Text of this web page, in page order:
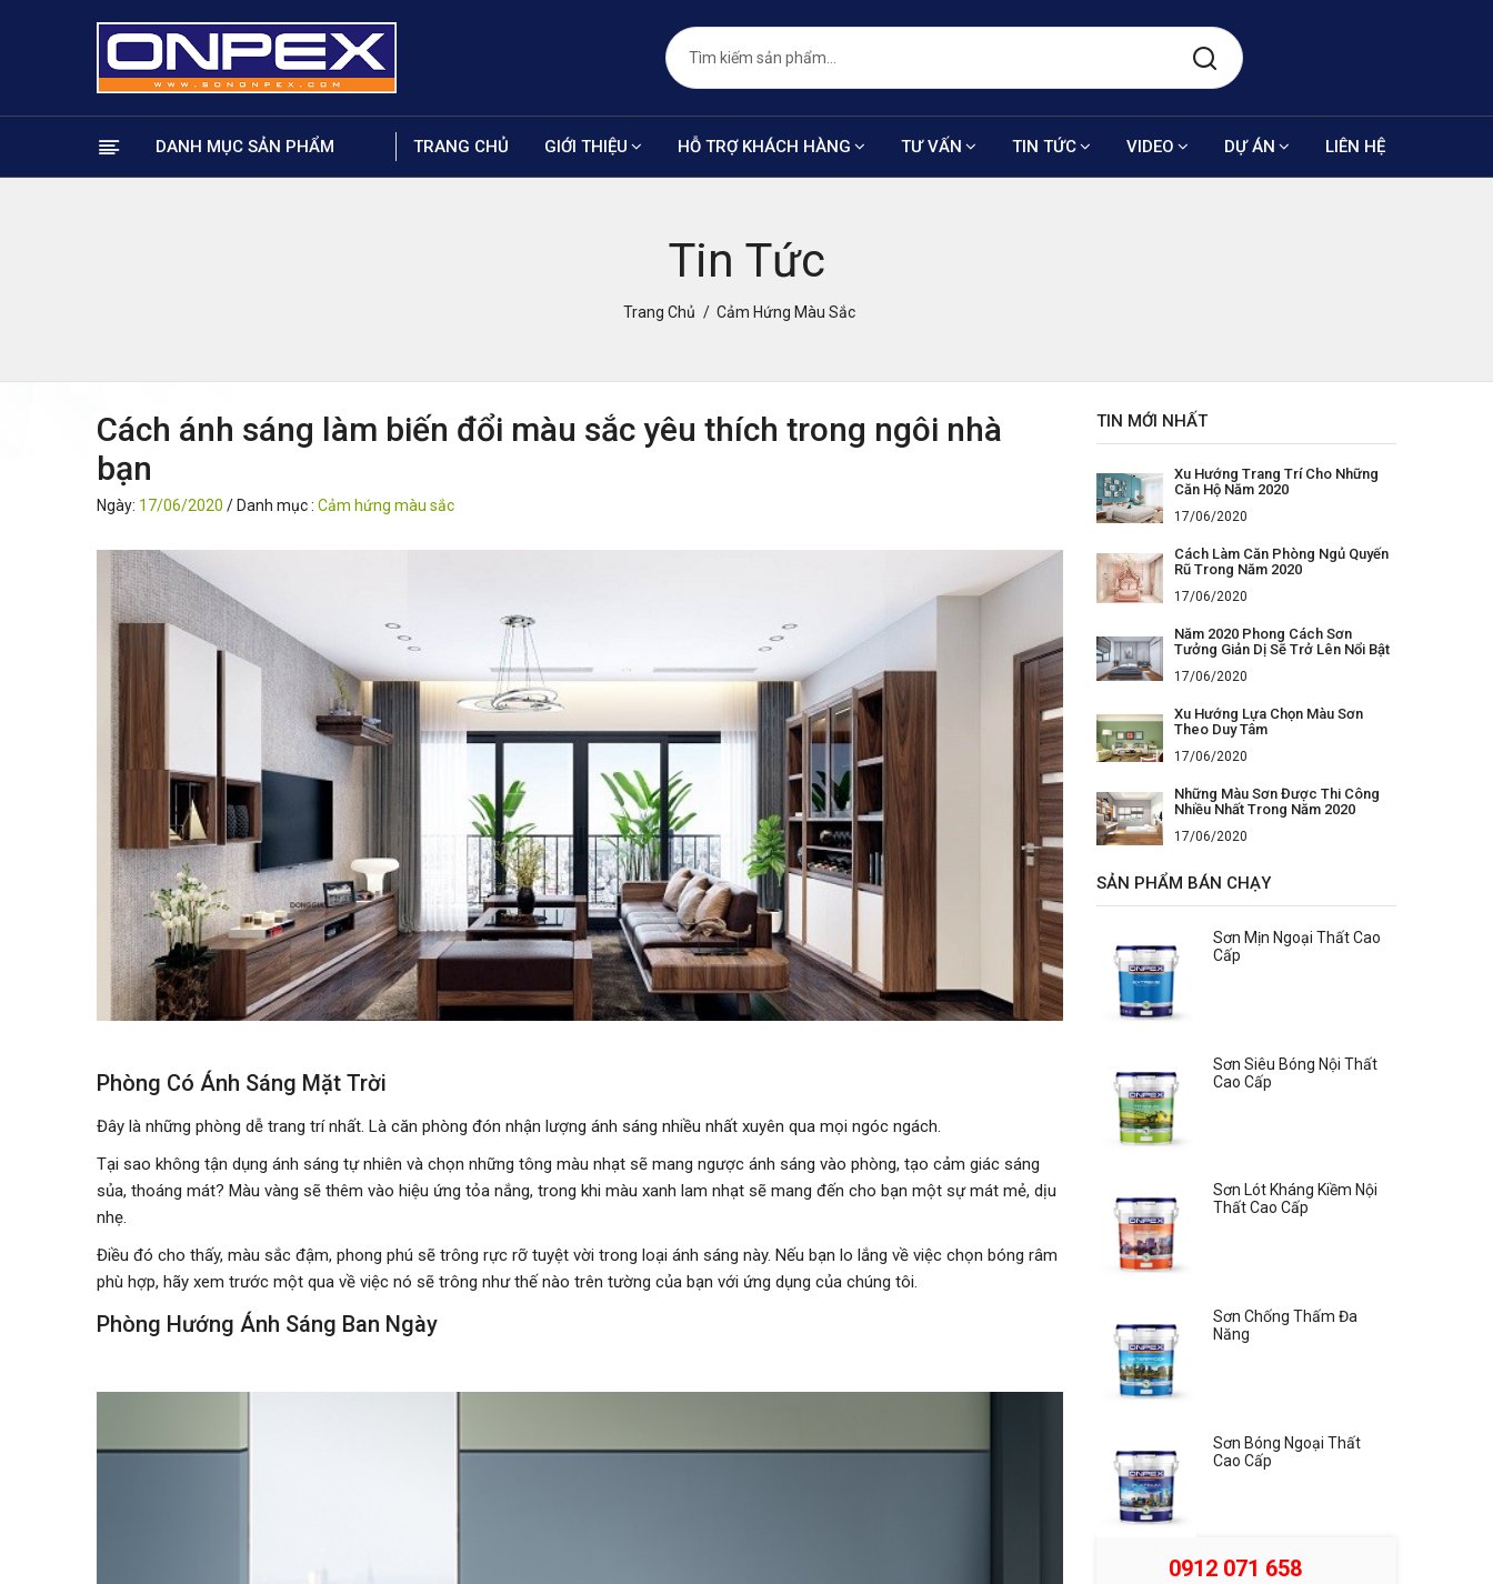
DANH MỤC SẢN PHẨM TRANG CHỦ GIỚI THIỆU HỖ TRỢ KHÁCH HÀNG TƯ VẤN TIN TỨC VIDEO DỰ ÁN LIÊN HỆ
Tin Tức
Trang Chủ Cảm Hứng Màu Sắc
Cách ánh sáng làm biến đổi màu sắc yêu thích trong ngôi nhà
bạn
Ngày: 17/06/2020 / Danh mục : Cảm hứng màu sắc
Phòng Có Ánh Sáng Mặt Trời
Đây là những phòng dễ trang trí nhất. Là căn phòng đón nhận lượng ánh sáng nhiều nhất xuyên qua mọi ngóc ngách.
Tại sao không tận dụng ánh sáng tự nhiên và chọn những tông màu nhạt sẽ mang ngược ánh sáng vào phòng, tạo cảm giác sáng
sủa, thoáng mát? Màu vàng sẽ thêm vào hiệu ứng tỏa nắng, trong khi màu xanh lam nhạt sẽ mang đến cho bạn một sự mát mẻ, dịu
nhẹ.
Điều đó cho thấy, màu sắc đậm, phong phú sẽ trông rực rỡ tuyệt vời trong loại ánh sáng này. Nếu bạn lo lắng về việc chọn bóng râm
phù hợp, hãy xem trước một qua về việc nó sẽ trông như thế nào trên tường của bạn với ứng dụng của chúng tôi.
Phòng Hướng Ánh Sáng Ban Ngày
TIN MỚI NHẤT
Xu Hướng Trang Trí Cho Những
Căn Hộ Năm 2020
17/06/2020
Cách Làm Căn Phòng Ngủ Quyến
Rũ Trong Năm 2020
17/06/2020
Năm 2020 Phong Cách Sơn
Tưởng Giản Dị Sẽ Trở Lên Nổi Bật
17/06/2020
Xu Hướng Lựa Chọn Màu Sơn
Theo Duy Tâm
17/06/2020
Những Màu Sơn Được Thi Công
Nhiều Nhất Trong Năm 2020
17/06/2020
SẢN PHẨM BÁN CHẠY
Sơn Mịn Ngoại Thất Cao
Cấp
Sơn Siêu Bóng Nội Thất
Cao Cấp
Sơn Lót Kháng Kiềm Nội
Thất Cao Cấp
Sơn Chống Thấm Đa
Năng
Sơn Bóng Ngoại Thất
Cao Cấp
0912 071 658